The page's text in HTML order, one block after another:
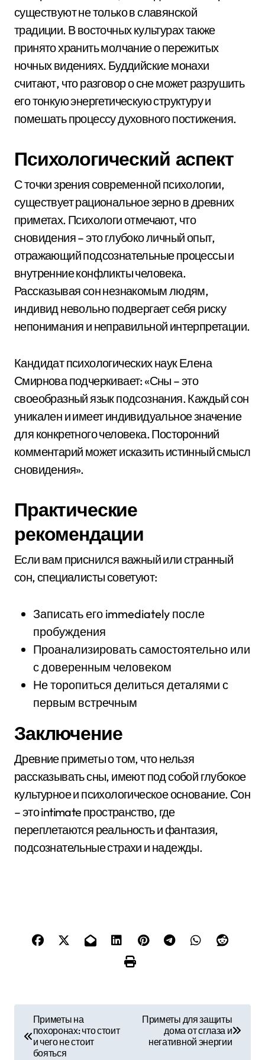
существуют не только в славянской
традиции. В восточных культурах также
принято хранить молчание о пережитых
ночных видениях. Буддийские монахи
считают, что разговор о сне может разрушить
его тонкую энергетическую структуру и
помешать процессу духовного постижения.
Психологический аспект
С точки зрения современной психологии,
существует рациональное зерно в древних
приметах. Психологи отмечают, что
сновидения – это глубоко личный опыт,
отражающий подсознательные процессы и
внутренние конфликты человека.
Рассказывая сон незнакомым людям,
индивид невольно подвергает себя риску
непонимания и неправильной интерпретации.
Кандидат психологических наук Елена
Смирнова подчеркивает: «Сны – это
своеобразный язык подсознания. Каждый сон
уникален и имеет индивидуальное значение
для конкретного человека. Посторонний
комментарий может исказить истинный смысл
сновидения».
Практические
рекомендации
Если вам приснился важный или странный
сон, специалисты советуют:
Записать его immediately после
пробуждения
Проанализировать самостоятельно или
с доверенным человеком
Не торопиться делиться деталями с
первым встречным
Заключение
Древние приметы о том, что нельзя
рассказывать сны, имеют под собой глубокое
культурное и психологическое основание. Сон
– это intimate пространство, где
переплетаются реальность и фантазия,
подсознательные страхи и надежды.
Приметы на
похоронах: что стоит
и чего не стоит
бояться
Приметы для защиты
дома от сглаза и
негативной энергии